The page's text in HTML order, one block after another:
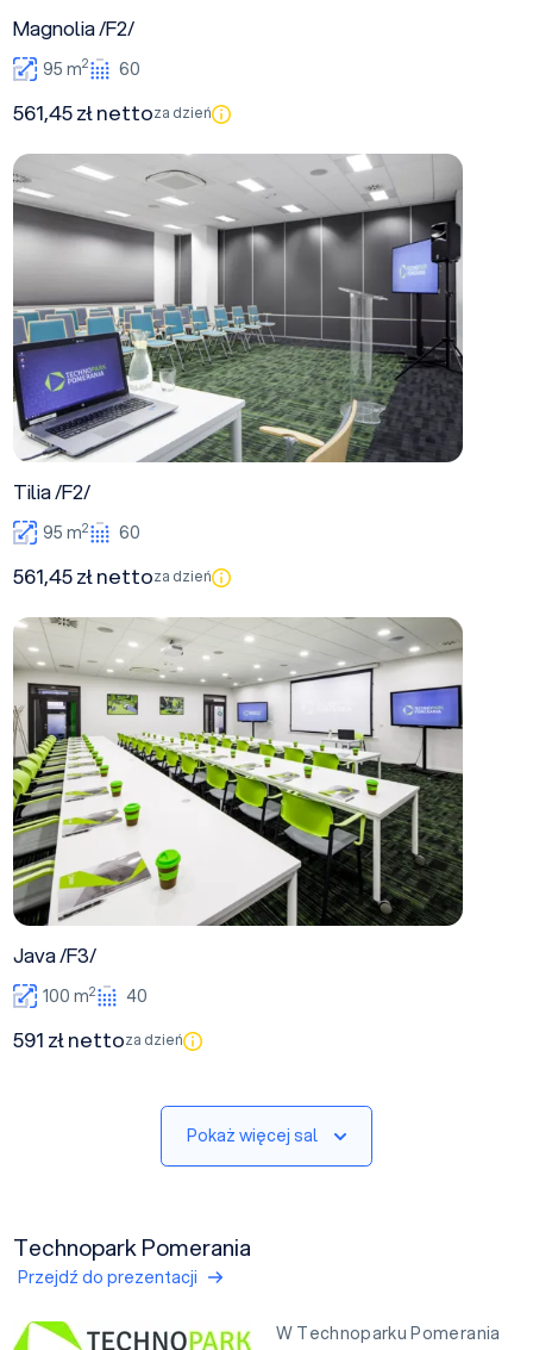
Magnolia /F2/
95 m2 60
561,45 zł nettoza dzień
Tilia /F2/
Tilia /F2/
95 m2 60
561,45 zł nettoza dzień
Java /F3/
Java /F3/
100 m2 40
591 zł nettoza dzień
Pokaż więcej sal
Technopark Pomerania
Przejdź do prezentacji
W Technoparku Pomerania